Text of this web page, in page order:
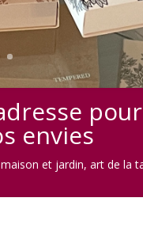
envies
et jardin, art de la